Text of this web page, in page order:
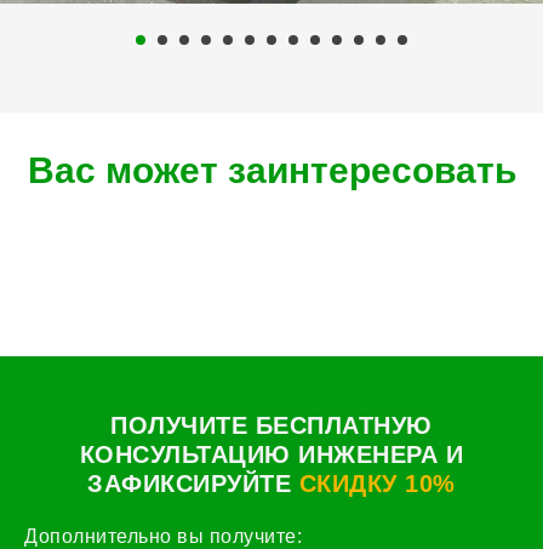
Вас может заинтересовать
ПОЛУЧИТЕ БЕСПЛАТНУЮ
КОНСУЛЬТАЦИЮ ИНЖЕНЕРА И
ЗАФИКСИРУЙТЕ СКИДКУ 10%
Дополнительно вы получите: